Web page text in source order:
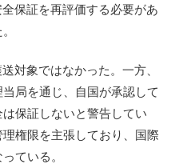
保証を再評価する必要があ
対象ではなかった。一方、
局を通じ、自国が承認して
保証しないと警告してい
権限を主張しており、国際
ている。